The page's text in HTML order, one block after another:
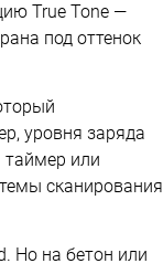
True Tone —
под оттенок
уровня заряда
таймер или
сканирования
Но на бетон или